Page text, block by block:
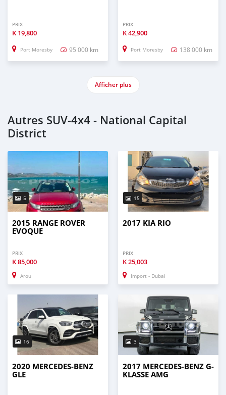
PRIX
K 19,800
Port Moresby 95 000 km
PRIX
K42,900
Port Moresby 138 000 km
Afficher plus
Autres SUV‒4x4 - National Capital
District
5
2015 RANGE ROVER
EVOQUE
PRIX
K85,000
Arou
15
2017 KIA RIO
PRIX
K25,003
Import - Dubai
16
2020 MERCEDES-BENZ
GLE
3
2017 MERCEDES-BENZ G-
KLASSE AMG